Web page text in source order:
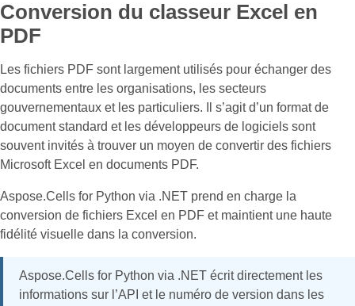
Conversion du classeur Excel en
PDF
Les fichiers PDF sont largement utilisés pour échanger des
documents entre les organisations, les secteurs
gouvernementaux et les particuliers. Il s’agit d’un format de
document standard et les développeurs de logiciels sont
souvent invités à trouver un moyen de convertir des fichiers
Microsoft Excel en documents PDF.
Aspose.Cells for Python via .NET prend en charge la
conversion de fichiers Excel en PDF et maintient une haute
fidélité visuelle dans la conversion.
Aspose.Cells for Python via .NET écrit directement les
informations sur l’API et le numéro de version dans les